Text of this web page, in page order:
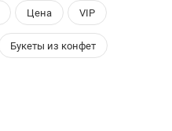
Цена VIP
Букеты из конфет